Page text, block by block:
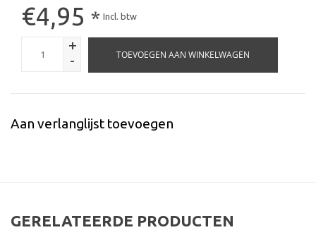
€4,95 * Incl. btw
+
-
TOEVOEGEN AAN WINKELWAGEN
Aan verlanglijst toevoegen
GERELATEERDE PRODUCTEN